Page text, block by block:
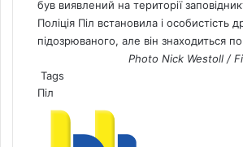
був виявлений на території
Поліція Піл встановила і особистість
підозрюваного, але він знаходиться
Photo Nick Westoll /
Tags
Піл